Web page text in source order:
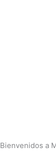
Bienvenidos a